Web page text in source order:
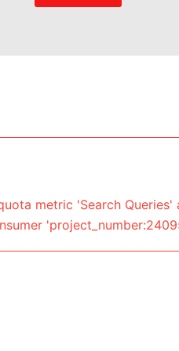
metric 'Search